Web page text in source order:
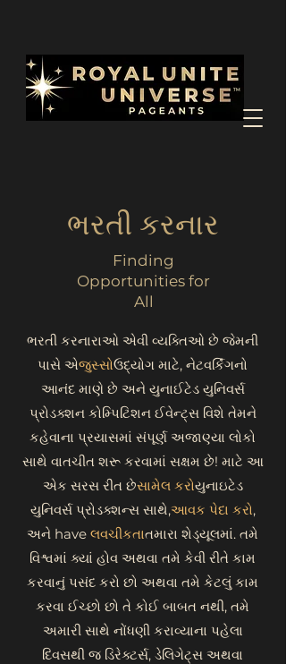
ભરતી કરનાર
Finding
Opportunities for
All
ભરતી કરનારાઓ એવી વ્યક્તિઓ છે જેમની
પાસે એજુસ્સોઉદ્યોગ માટે, નેટવર્કિંગનો
આનંદ માણે છે અને યુનાઈટેડ યુનિવર્સ
પ્રોડક્શન કોમ્પિટિશન ઈવેન્ટ્સ વિશે તેમને
કહેવાના પ્રયાસમાં સંપૂર્ણ અજાણ્યા લોકો
સાથે વાતચીત શરૂ કરવામાં સક્ષમ છે! માટે આ
એક સરસ રીત છેસામેલ કરોયુનાઇટેડ
યુનિવર્સ પ્રોડક્શન્સ સાથે,આવક પેદા કરો,
અને have લવચીકતાતમારા શેડ્યૂલમાં. તમે
વિશ્વમાં ક્યાં હોવ અથવા તમે કેવી રીતે કામ
કરવાનું પસંદ કરો છો અથવા તમે કેટલું કામ
કરવા ઈચ્છો છો તે કોઈ બાબત નથી, તમે
અમારી સાથે નોંધણી કરાવ્યાના પહેલા
દિવસથી જ ડિરેક્ટર્સ, ડેલિગેટ્સ અથવા